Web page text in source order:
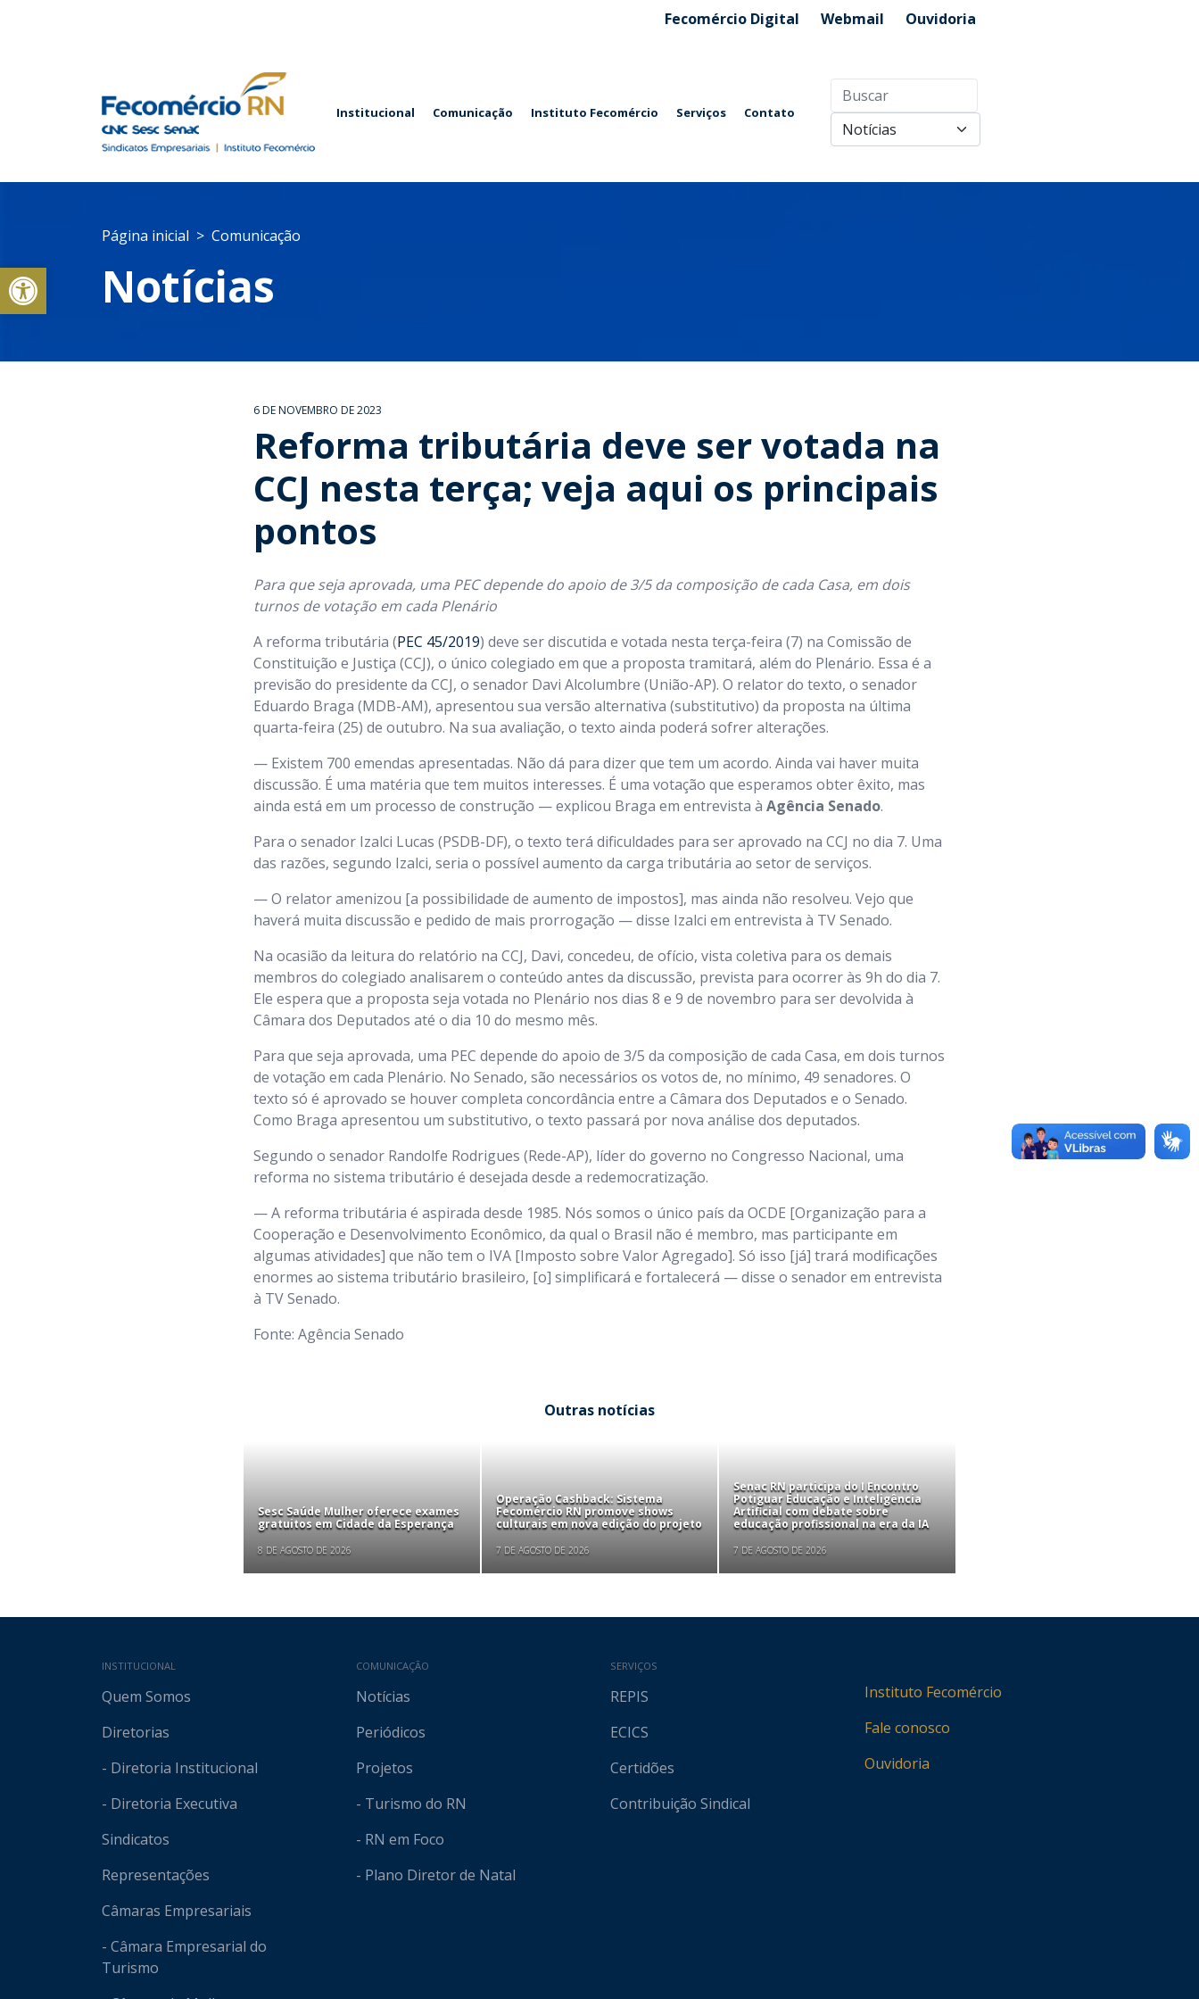
Abrir a barra de ferramentas
Fecomércio Digital Webmail Ouvidoria
Institucional Comunicação Instituto Fecomércio Serviços Contato
Página inicial Comunicação
Notícias
6 DE NOVEMBRO DE 2023
Reforma tributária deve ser votada na
CCJ nesta terça; veja aqui os principais
pontos
Para que seja aprovada, uma PEC depende do apoio de 3/5 da composição de cada Casa, em dois
turnos de votação em cada Plenário
A reforma tributária (PEC 45/2019) deve ser discutida e votada nesta terça-feira (7) na Comissão de
Constituição e Justiça (CCJ), o único colegiado em que a proposta tramitará, além do Plenário. Essa é a
previsão do presidente da CCJ, o senador Davi Alcolumbre (União-AP). O relator do texto, o senador
Eduardo Braga (MDB-AM), apresentou sua versão alternativa (substitutivo) da proposta na última
quarta-feira (25) de outubro. Na sua avaliação, o texto ainda poderá sofrer alterações.
— Existem 700 emendas apresentadas. Não dá para dizer que tem um acordo. Ainda vai haver muita
discussão. É uma matéria que tem muitos interesses. É uma votação que esperamos obter êxito, mas
ainda está em um processo de construção — explicou Braga em entrevista à Agência Senado.
Para o senador Izalci Lucas (PSDB-DF), o texto terá dificuldades para ser aprovado na CCJ no dia 7. Uma
das razões, segundo Izalci, seria o possível aumento da carga tributária ao setor de serviços.
— O relator amenizou [a possibilidade de aumento de impostos], mas ainda não resolveu. Vejo que
haverá muita discussão e pedido de mais prorrogação — disse Izalci em entrevista à TV Senado.
Na ocasião da leitura do relatório na CCJ, Davi, concedeu, de ofício, vista coletiva para os demais
membros do colegiado analisarem o conteúdo antes da discussão, prevista para ocorrer às 9h do dia 7.
Ele espera que a proposta seja votada no Plenário nos dias 8 e 9 de novembro para ser devolvida à
Câmara dos Deputados até o dia 10 do mesmo mês.
Para que seja aprovada, uma PEC depende do apoio de 3/5 da composição de cada Casa, em dois turnos
de votação em cada Plenário. No Senado, são necessários os votos de, no mínimo, 49 senadores. O
texto só é aprovado se houver completa concordância entre a Câmara dos Deputados e o Senado.
Como Braga apresentou um substitutivo, o texto passará por nova análise dos deputados.
Segundo o senador Randolfe Rodrigues (Rede-AP), líder do governo no Congresso Nacional, uma
reforma no sistema tributário é desejada desde a redemocratização.
— A reforma tributária é aspirada desde 1985. Nós somos o único país da OCDE [Organização para a
Cooperação e Desenvolvimento Econômico, da qual o Brasil não é membro, mas participante em
algumas atividades] que não tem o IVA [Imposto sobre Valor Agregado]. Só isso [já] trará modificações
enormes ao sistema tributário brasileiro, [o] simplificará e fortalecerá — disse o senador em entrevista
à TV Senado.
Fonte: Agência Senado
Outras notícias
Sesc Saúde Mulher oferece exames
gratuitos em Cidade da Esperança
8 DE AGOSTO DE 2026
Operação Cashback: Sistema
Fecomércio RN promove shows
culturais em nova edição do projeto
7 DE AGOSTO DE 2026
Senac RN participa do I Encontro
Potiguar Educação e Inteligência
Artificial com debate sobre
educação profissional na era da IA
7 DE AGOSTO DE 2026
Mapa do site
INSTITUCIONAL
Quem Somos
Diretorias
- Diretoria Institucional
- Diretoria Executiva
Sindicatos
Representações
Câmaras Empresariais
- Câmara Empresarial do
Turismo
COMUNICAÇÃO
Notícias
Periódicos
Projetos
- Turismo do RN
- RN em Foco
- Plano Diretor de Natal
SERVIÇOS
REPIS
ECICS
Certidões
Contribuição Sindical
Instituto Fecomércio
Fale conosco
Ouvidoria